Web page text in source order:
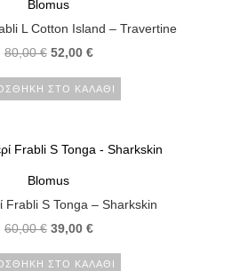
Blomus
L Cotton Island – Travertine
80,00€ 52,00 €
ΣΤΟ ΚΑΛΆΘΙ
Blomus
Frabli S Tonga – Sharkskin
60,00€ 39,00 €
ΣΤΟ ΚΑΛΆΘΙ